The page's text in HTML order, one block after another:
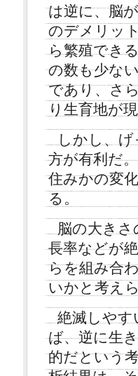
は逆に、脳
のデメリッ
ら繁殖でき
の数も少な
であり、さ
り生育地が
しかし、
方が有利だ
住みかの変
る。
脳の大きさ
長率などが
らを組み合
いかと考え
絶滅しやす
ば、逆に生
的だという